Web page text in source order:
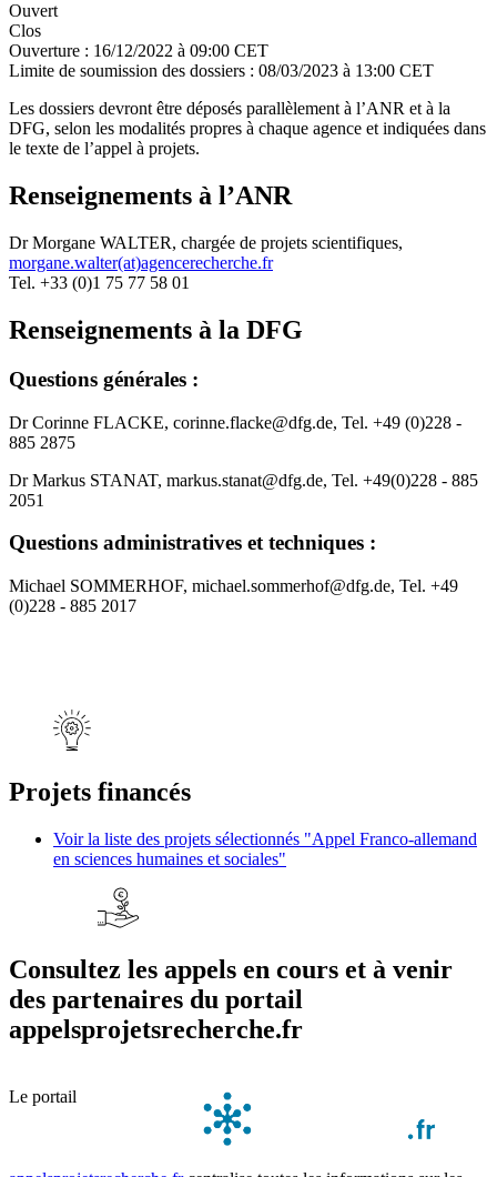
Ouvert
Clos
Ouverture : 16/12/2022 à 09:00 CET
Limite de soumission des dossiers : 08/03/2023 à 13:00 CET
Les dossiers devront être déposés parallèlement à l’ANR et à la
DFG, selon les modalités propres à chaque agence et indiquées dans
le texte de l’appel à projets.
Renseignements à l’ANR
Dr Morgane WALTER, chargée de projets scientifiques,
morgane.walter(at)agencerecherche.fr
Tel. +33 (0)1 75 77 58 01
Renseignements à la DFG
Questions générales :
Dr Corinne FLACKE, corinne.flacke@dfg.de, Tel. +49 (0)228 -
885 2875
Dr Markus STANAT, markus.stanat@dfg.de, Tel. +49(0)228 - 885
2051
Questions administratives et techniques :
Michael SOMMERHOF, michael.sommerhof@dfg.de, Tel. +49
(0)228 - 885 2017
Projets financés
Voir la liste des projets sélectionnés "Appel Franco-allemand
en sciences humaines et sociales"
Consultez les appels en cours et à venir
des partenaires du portail
appelsprojetsrecherche.fr
Le portail